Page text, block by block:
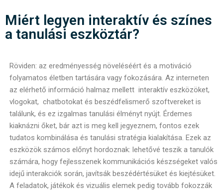
Miért legyen interaktív és színes
a tanulási eszköztár?
Röviden: az eredményesség növeléséért és a motiváció
folyamatos életben tartására vagy fokozására. Az interneten
az elérhető információ halmaz mellett interaktív eszközöket,
vlogokat, chatbotokat és beszédfelismerő szoftvereket is
találunk, és ez izgalmas tanulási élményt nyújt. Érdemes
kiaknázni őket, bár azt is meg kell jegyeznem, fontos ezek
tudatos kombinálása és tanulási stratégia kialakítása. Ezek az
eszközök számos előnyt hordoznak: lehetővé teszik a tanulók
számára, hogy fejlesszenek kommunikációs készségeket valós
idejű interakciók során, javítsák beszédértésüket és kiejtésüket.
A feladatok, játékok és vizuális elemek pedig tovább fokozzák